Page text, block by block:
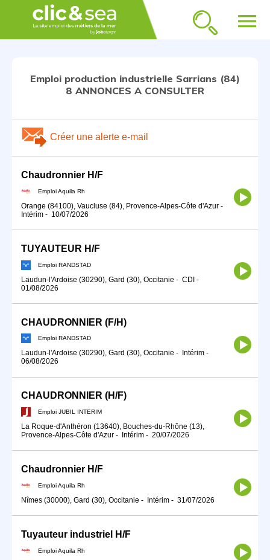
menu
Emploi production industrielle Sarrians (84)
8 ANNONCES A CONSULTER
Créer une alerte e-mail
Chaudronnier H/F
Emploi Aquila Rh
Orange (84100), Vaucluse (84), Provence-Alpes-Côte d'Azur -
Intérim - 10/07/2026
TUYAUTEUR H/F
Emploi RANDSTAD
Laudun-l'Ardoise (30290), Gard (30), Occitanie - CDI -
01/08/2026
CHAUDRONNIER (F/H)
Emploi RANDSTAD
Laudun-l'Ardoise (30290), Gard (30), Occitanie - Intérim -
06/08/2026
CHAUDRONNIER (H/F)
Emploi JUBIL INTERIM
La Roque-d'Anthéron (13640), Bouches-du-Rhône (13),
Provence-Alpes-Côte d'Azur - Intérim - 20/07/2026
Chaudronnier H/F
Emploi Aquila Rh
Nîmes (30000), Gard (30), Occitanie - Intérim - 31/07/2026
Tuyauteur industriel H/F
Emploi Aquila Rh